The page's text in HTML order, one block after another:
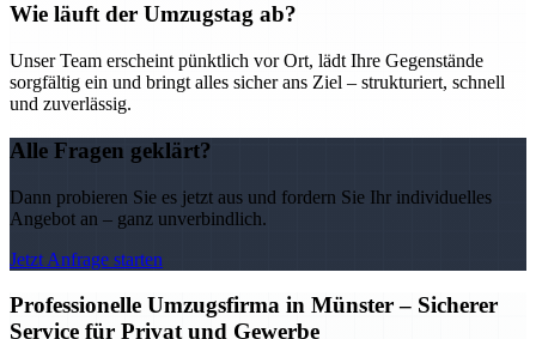
Wie läuft der Umzugstag ab?
Unser Team erscheint pünktlich vor Ort, lädt Ihre Gegenstände
sorgfältig ein und bringt alles sicher ans Ziel – strukturiert, schnell
und zuverlässig.
Alle Fragen geklärt?
Dann probieren Sie es jetzt aus und fordern Sie Ihr individuelles
Angebot an – ganz unverbindlich.
Jetzt Anfrage starten
Professionelle Umzugsfirma in Münster – Sicherer
Service für Privat und Gewerbe